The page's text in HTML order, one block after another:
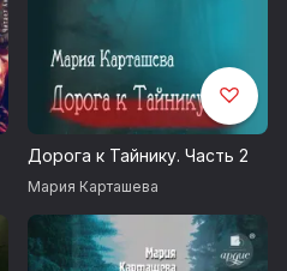
Дорога к Тайнику. Часть 2
Мария Карташева